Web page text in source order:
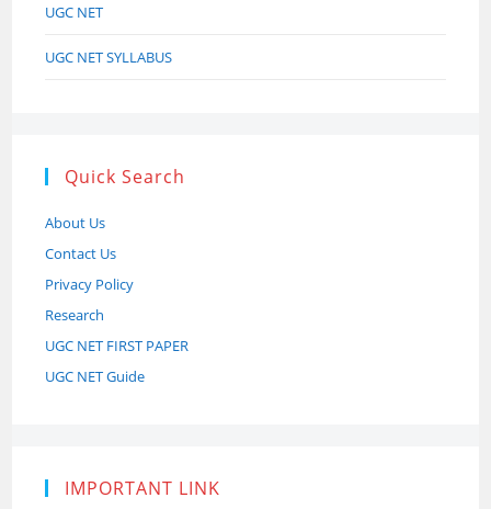
UGC NET
UGC NET SYLLABUS
Quick Search
About Us
Contact Us
Privacy Policy
Research
UGC NET FIRST PAPER
UGC NET Guide
IMPORTANT LINK